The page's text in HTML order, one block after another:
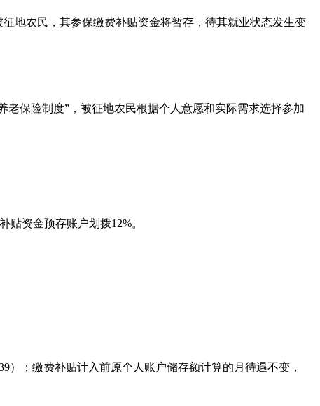
地农民，其参保缴费补贴资金将暂存，待其就业状态发生变
保险制度”，被征地农民根据个人意愿和实际需求选择参加
贴资金预存账户划拨12%。
）；缴费补贴计入前原个人账户储存额计算的月待遇不变，